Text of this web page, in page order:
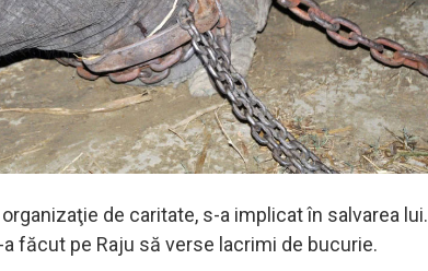
de caritate, s-a implicat în salvarea lui.
făcut pe Raju să verse lacrimi de bucurie.